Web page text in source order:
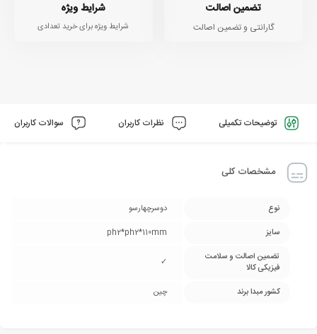
تضمین اصالت
گارانتی و تضمین اصالت
شرایط ویژه
شرایط ویژه برای خرید تعدادی
توضیحات تکمیلی نظرات کاربران سوالات کاربران
مشخصات کلی
نوع
دوسرچهارسو
سایز
ph2*ph2*110mm
تضمین اصالت و سلامت
فیزیکی کالا
✓
کشور مبدا برند چین